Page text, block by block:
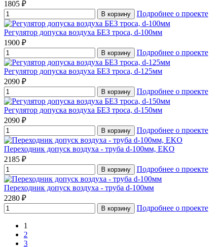
1805 ₽
В корзину Подробнее о проекте
Регулятор допуска воздуха БЕЗ троса, d-100мм
1900 ₽
В корзину Подробнее о проекте
Регулятор допуска воздуха БЕЗ троса, d-125мм
2090 ₽
В корзину Подробнее о проекте
Регулятор допуска воздуха БЕЗ троса, d-150мм
2090 ₽
В корзину Подробнее о проекте
Переходник допуск воздуха - труба d-100мм, EKO
2185 ₽
В корзину Подробнее о проекте
Переходник допуск воздуха - труба d-100мм
2280 ₽
В корзину Подробнее о проекте
1
2
3